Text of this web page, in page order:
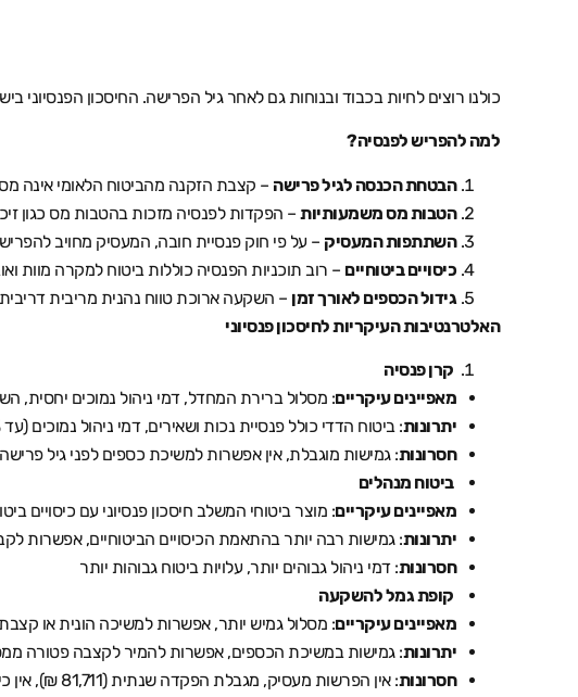
כולנו רוצים לחיות בכבוד ובנוחות גם לאחר גיל הפרישה. החיסכון
למה להפריש לפנסיה?
הבטחת הכנסה לגיל פרישה – קצבת הזקנה מהביטוח הלאומי אינה מספיקה למחיה
הטבות מס משמעותיות – הפקדות לפנסיה מזכות בהטבות מס כגון
השתתפות המעסיק – על פי חוק פנסיית חובה, המעסיק מחויב להפריש כספים
כיסויים ביטוחיים – רוב תוכניות הפנסיה כוללות ביטוח למקרה מוות
גידול הכספים לאורך זמן – השקעה ארוכת טווח נהנית מריבית
האלטרנטיבות העיקריות לחיסכון פנסיוני
קרן פנסיה
מאפיינים עיקריים: מסלול ברירת המחדל, דמי ניהול נמוכים יחסית,
יתרונות: ביטוח הדדי כולל פנסיית נכות ושאירים, דמי ניהול נמוכים (עד 0.5% מהצבירה ו-2% מההפקדות)
חסרונות: גמישות מוגבלת, אין אפשרות למשיכת כספים לפני גיל
ביטוח מנהלים
מאפיינים עיקריים: מוצר ביטוחי המשלב חיסכון פנסיוני עם כיסויים
יתרונות: גמישות רבה יותר בהתאמת הכיסויים הביטוחיים, אפשרות
חסרונות: דמי ניהול גבוהים יותר, עלויות ביטוח גבוהות יותר
קופת גמל להשקעה
מאפיינים עיקריים: מסלול גמיש יותר, אפשרות למשיכה הונית או
יתרונות: גמישות במשיכת הכספים, אפשרות להמיר לקצבה פטורה
חסרונות: אין הפרשות מעסיק, מגבלת הפקדה שנתית (81,711 ₪), אין כיסויים ביטוחיים